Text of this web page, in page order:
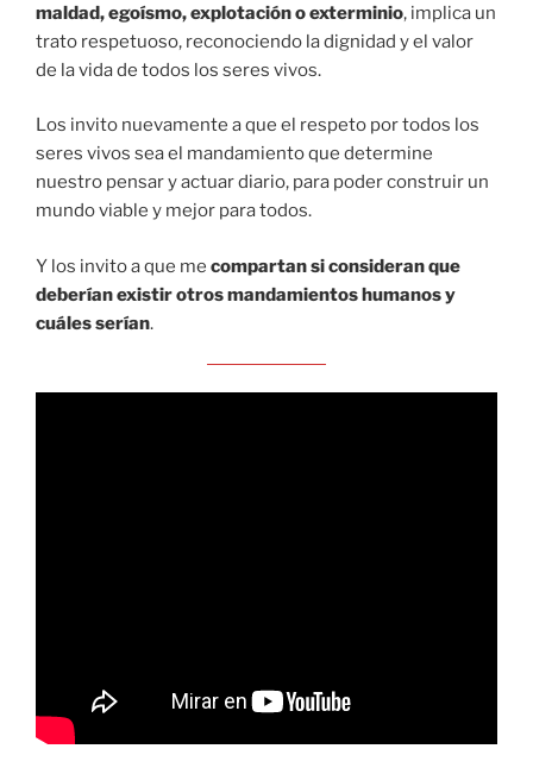
maldad, egoísmo, explotación o exterminio, implica un
trato respetuoso, reconociendo la dignidad y el valor
de la vida de todos los seres vivos.
Los invito nuevamente a que el respeto por todos los
seres vivos sea el mandamiento que determine
nuestro pensar y actuar diario, para poder construir un
mundo viable y mejor para todos.
Y los invito a que me compartan si consideran que
deberían existir otros mandamientos humanos y
cuáles serían.